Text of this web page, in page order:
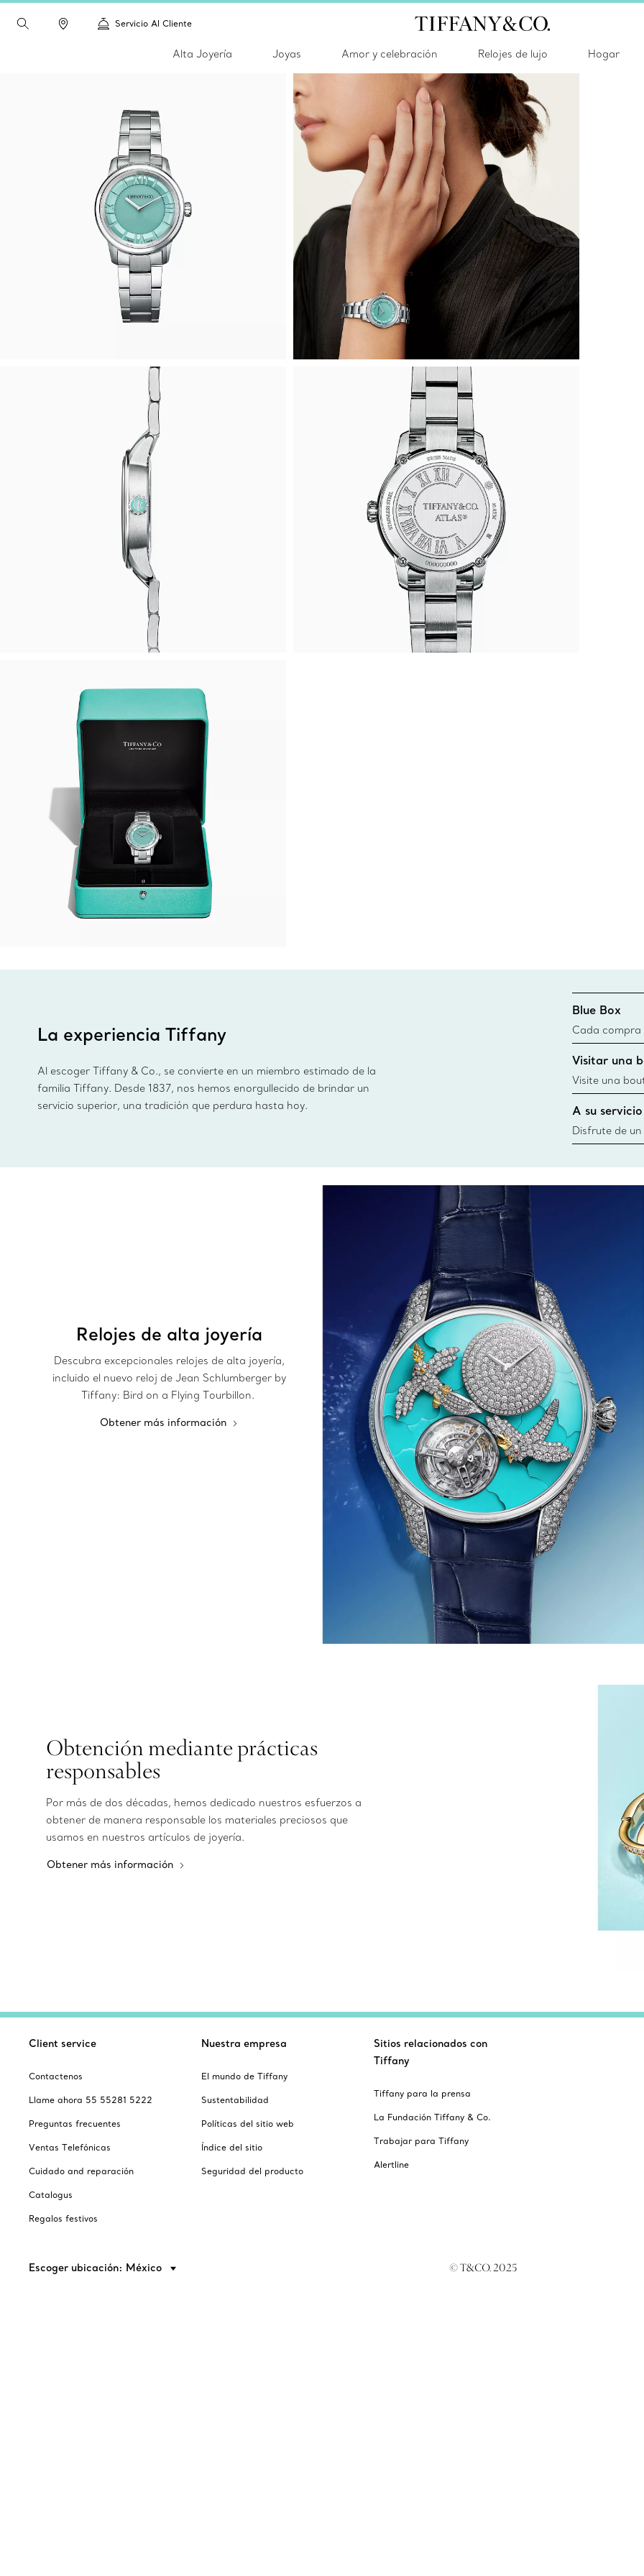
Servicio Al Cliente
Alta Joyería Joyas Amor y celebración Relojes de lujo Hogar
La experiencia Tiffany
Al escoger Tiffany & Co., se convierte en un miembro estimado de la
familia Tiffany. Desde 1837, nos hemos enorgullecido de brindar un
servicio superior, una tradición que perdura hasta hoy.
Blue Box
Cada compra
Blue Box.
día todas las
fuentes
información
Visitar una
Visite una
diseños,
cercana
A su servicio
Disfrute de
necesidades
Relojes de alta joyería
Descubra excepcionales relojes de alta joyería,
incluido el nuevo reloj de Jean Schlumberger by
Tiffany: Bird on a Flying Tourbillon.
Obtener más información
Obtención mediante prácticas
responsables
Por más de dos décadas, hemos dedicado nuestros esfuerzos a
obtener de manera responsable los materiales preciosos que
usamos en nuestros artículos de joyería.
Obtener más información
Client service
Contactenos
Llame ahora 55 55281 5222
Preguntas frecuentes
Ventas Telefónicas
Cuidado and reparación
Catalogus
Regalos festivos
Nuestra empresa
El mundo de Tiffany
Sustentabilidad
Políticas del sitio web
Índice del sitio
Seguridad del producto
Sitios relacionados con
Tiffany
Tiffany para la prensa
La Fundación Tiffany & Co.
Trabajar para Tiffany
Alertline
Escoger ubicación: México © T&CO. 2025